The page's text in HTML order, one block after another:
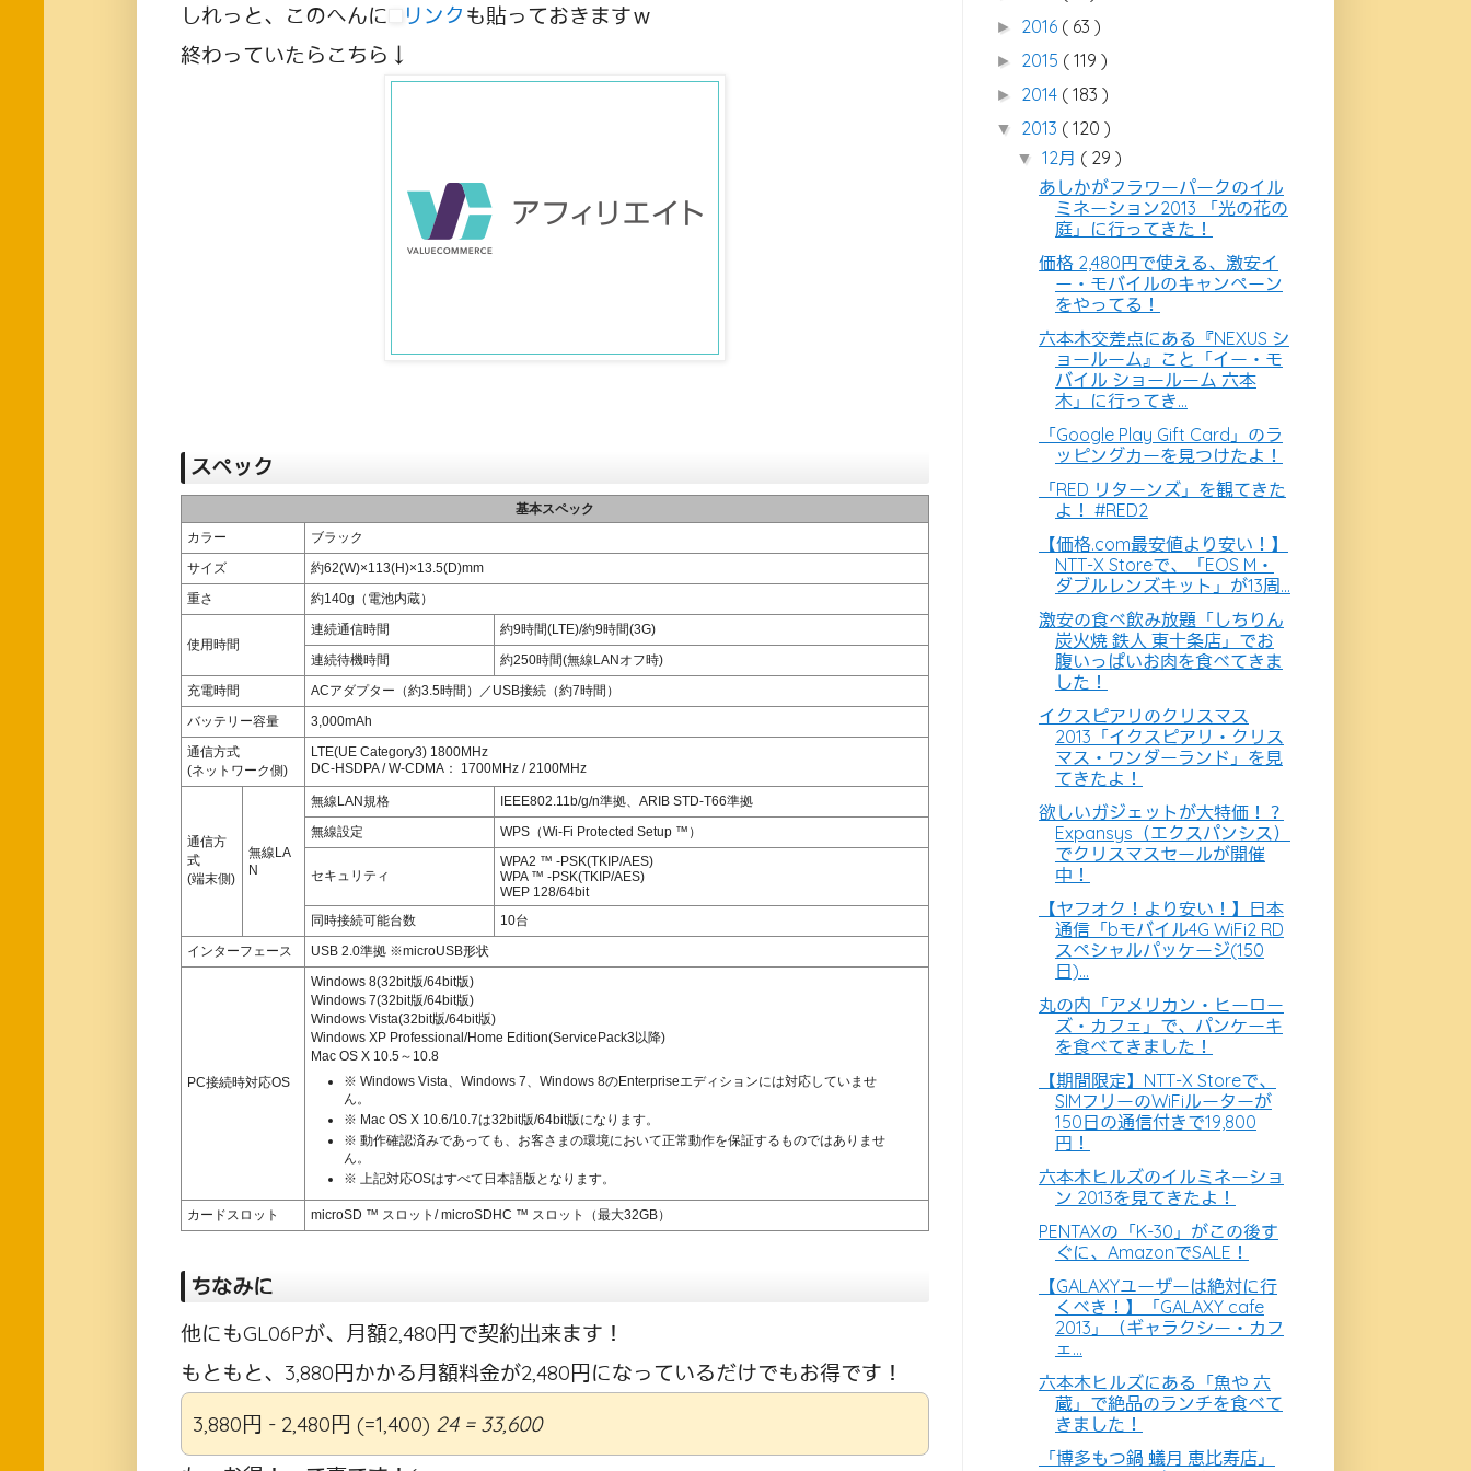
しれっと、このへんに リンク も貼っておきますｗ
終わっていたらこちら↓
スペック
基本スペック
カラー
ブラック
サイズ
約62(W)×113(H)×13.5(D)mm
重さ
約140g（電池内蔵）
使用時間
連続通信時間
約9時間(LTE)/約9時間(3G)
連続待機時間
約250時間(無線LANオフ時)
充電時間
ACアダプター（約3.5時間）／USB接続（約7時間）
バッテリー容量
3,000mAh
通信方式
(ネットワーク側)
LTE(UE Category3) 1800MHz
DC-HSDPA / W-CDMA： 1700MHz / 2100MHz
通信方
式
(端末側)
無線LA
N
無線LAN規格
IEEE802.11b/g/n準拠、ARIB STD-T66準拠
無線設定
WPS（Wi-Fi Protected Setup ™）
セキュリティ
WPA2 ™ -PSK(TKIP/AES)
WPA ™ -PSK(TKIP/AES)
WEP 128/64bit
同時接続可能台数
10台
インターフェース
USB 2.0準拠 ※microUSB形状
PC接続時対応OS
Windows 8(32bit版/64bit版)
Windows 7(32bit版/64bit版)
Windows Vista(32bit版/64bit版)
Windows XP Professional/Home Edition(ServicePack3以降)
Mac OS X 10.5～10.8
※ Windows Vista、Windows 7、Windows 8のEnterpriseエディションには対応していませ
ん。
※ Mac OS X 10.6/10.7は32bit版/64bit版になります。
※ 動作確認済みであっても、お客さまの環境において正常動作を保証するものではありませ
ん。
※ 上記対応OSはすべて日本語版となります。
カードスロット microSD ™ スロット/ microSDHC ™ スロット（最大32GB）
ちなみに
他にもGL06Pが、月額2,480円で契約出来ます！
もともと、3,880円かかる月額料金が2,480円になっているだけでもお得です！
3,880円 - 2,480円 (=1,400) 24 = 33,600
► 2016 ( 63 )
► 2015 ( 119 )
► 2014 ( 183 )
▼ 2013 ( 120 )
▼12月 ( 29 )
あしかがフラワーパークのイル
ミネーション2013 「光の花の
庭」に行ってきた！
価格 2,480円で使える、激安イ
ー・モバイルのキャンペーン
をやってる！
六本木交差点にある『NEXUS シ
ョールーム』こと「イー・モ
バイル ショールーム 六本
木」に行ってき...
「Google Play Gift Card」のラ
ッピングカーを見つけたよ！
「RED リターンズ」を観てきた
よ！ #RED2
【価格.com最安値より安い！】
NTT-X Storeで、「EOS M・
ダブルレンズキット」が13周...
激安の食べ飲み放題「しちりん
炭火焼 鉄人 東十条店」でお
腹いっぱいお肉を食べてきま
した！
イクスピアリのクリスマス
2013「イクスピアリ・クリス
マス・ワンダーランド」を見
てきたよ！
欲しいガジェットが大特価！？
Expansys（エクスパンシス）
でクリスマスセールが開催
中！
【ヤフオク！より安い！】日本
通信「bモバイル4G WiFi2 RD
スペシャルパッケージ(150
日)...
丸の内「アメリカン・ヒーロー
ズ・カフェ」で、パンケーキ
を食べてきました！
【期間限定】NTT-X Storeで、
SIMフリーのWiFiルーターが
150日の通信付きで19,800
円！
六本木ヒルズのイルミネーショ
ン 2013を見てきたよ！
PENTAXの「K-30」がこの後す
ぐに、AmazonでSALE！
【GALAXYユーザーは絶対に行
くべき！】「GALAXY cafe
2013」（ギャラクシー・カフ
ェ...
六本木ヒルズにある「魚や 六
蔵」で絶品のランチを食べて
きました！
「博多もつ鍋 蟻月 恵比寿店」